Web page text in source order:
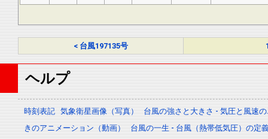
< 台風197135号
ヘルプ
時刻表記 気象衛星画像（写真）
台風の強さと大きさ - 気圧と風速
きのアニメーション（動画）
台風の一生 - 台風（熱帯低気圧）の定